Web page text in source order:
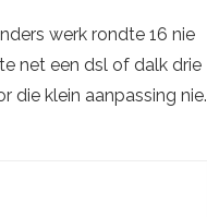
werk rondte 16 nie
net een dsl of dalk drie
die klein aanpassing nie.